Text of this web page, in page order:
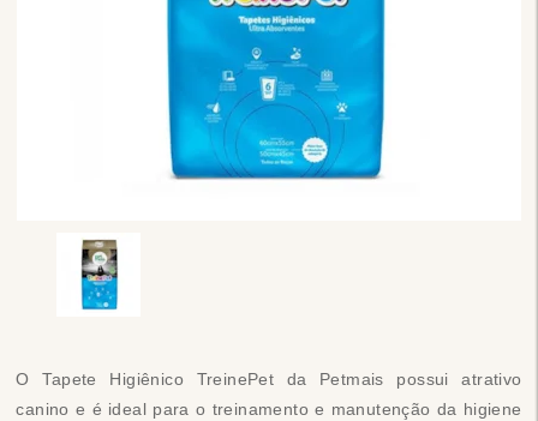
O Tapete Higiênico TreinePet da Petmais possui atrativo
canino e é ideal para o treinamento e manutenção da higiene